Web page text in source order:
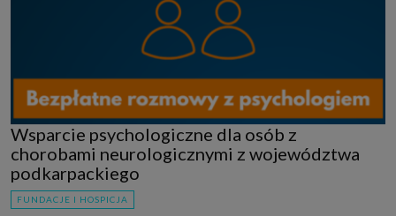
Wsparcie psychologiczne dla osób z
chorobami neurologicznymi z województwa
podkarpackiego
FUNDACJE I HOSPICJA